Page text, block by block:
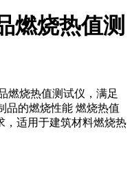
燃烧热值测
燃烧热值测试仪，满足
品的燃烧性能 燃烧热值
，适用于建筑材料燃烧热